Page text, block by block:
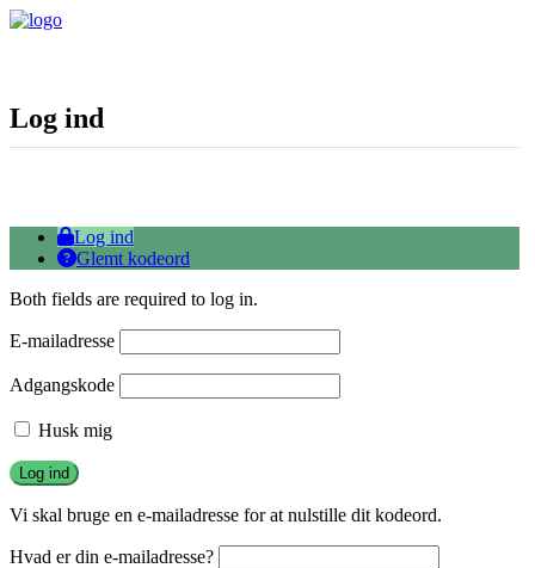
Log ind
Log ind
Glemt kodeord
Both fields are required to log in.
E-mailadresse
Adgangskode
Husk mig
Vi skal bruge en e-mailadresse for at nulstille dit kodeord.
Hvad er din e-mailadresse?